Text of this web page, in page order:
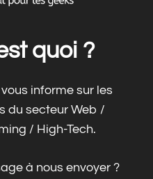
quoi ?
informe sur les
du secteur Web /
/ High-Tech.
à nous envoyer ?